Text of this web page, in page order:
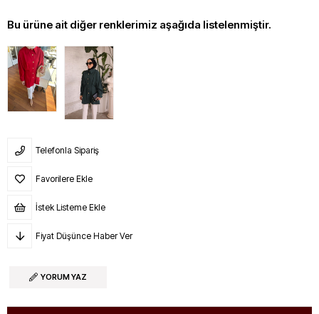
Bu ürüne ait diğer renklerimiz aşağıda listelenmiştir.
Telefonla Sipariş
Favorilere Ekle
İstek Listeme Ekle
Fiyat Düşünce Haber Ver
YORUM YAZ